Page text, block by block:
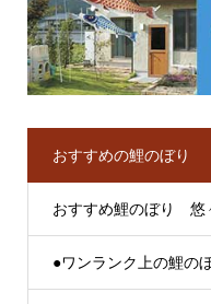
おすすめの鯉のぼり
おすすめ鯉のぼり 悠
●ワンランク上の鯉の